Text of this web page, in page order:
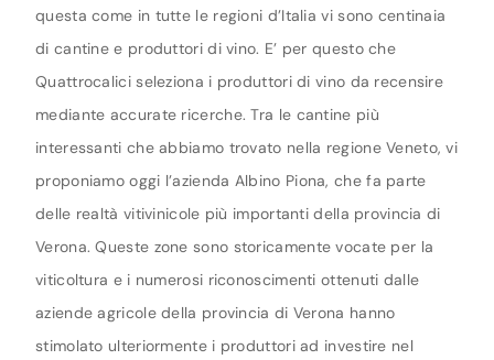
questa come in tutte le regioni d’Italia vi sono centinaia
di cantine e produttori di vino. E’ per questo che
Quattrocalici seleziona i produttori di vino da recensire
mediante accurate ricerche. Tra le cantine più
interessanti che abbiamo trovato nella regione Veneto, vi
proponiamo oggi l’azienda Albino Piona, che fa parte
delle realtà vitivinicole più importanti della provincia di
Verona. Queste zone sono storicamente vocate per la
viticoltura e i numerosi riconoscimenti ottenuti dalle
aziende agricole della provincia di Verona hanno
stimolato ulteriormente i produttori ad investire nel